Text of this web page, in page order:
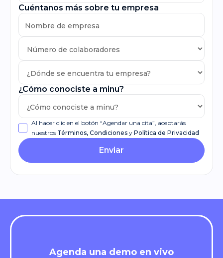
Cuéntanos más sobre tu empresa
¿Cómo conociste a minu?
Al hacer clic en el botón “Agendar una cita”, aceptarás
nuestros Términos, Condiciones y Política de Privacidad
Enviar
Agenda una demo en vivo